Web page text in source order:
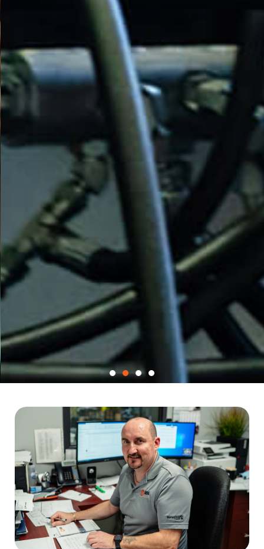
¿NECESITA
PRODUCTOS
CONSUMIBLES O UNA
PERFORADORA
GEOTÉCNICA O DE
EXPLORACIÓN?